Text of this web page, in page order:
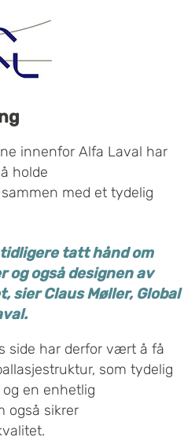
innenfor Alfa Laval har
holde
med et tydelig
tatt hånd om
og også designen av
sier Claus Møller, Global
side har derfor vært å få
som tydelig
en enhetlig
også sikrer